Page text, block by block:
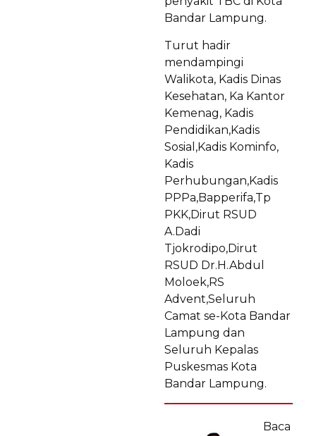
Bandar Lampung.
Turut hadir
mendampingi
Walikota, Kadis Dinas
Kesehatan, Ka Kantor
Kemenag, Kadis
Pendidikan,Kadis
Sosial,Kadis Kominfo,
Kadis
Perhubungan,Kadis
PPPa,Bapperifa,Tp
PKK,Dirut RSUD
A.Dadi
Tjokrodipo,Dirut
RSUD Dr.H.Abdul
Moloek,RS
Advent,Seluruh
Camat se-Kota Bandar
Lampung dan
Seluruh Kepalas
Puskesmas Kota
Bandar Lampung.
Baca